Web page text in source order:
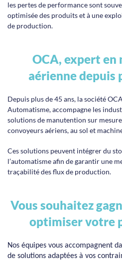
les pertes de performance sont
optimisée des produits et à une
de production.
OCA, expert
aérienne depuis
Depuis plus de 45 ans, la société
Automatisme, accompagne les
solutions de manutention sur
convoyeurs aériens, au sol et
Ces solutions peuvent intégrer du
l’automatisme afin de garantir une
traçabilité des flux de production.
Vous souhaitez
optimiser votre
Nos équipes vous accompagnent
de solutions adaptées à vos